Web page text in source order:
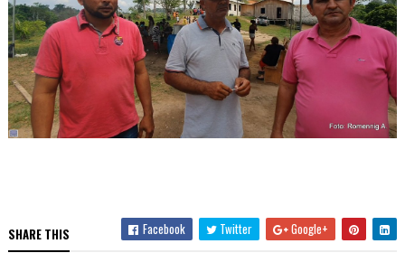
SHARE THIS Facebook Twitter Google+